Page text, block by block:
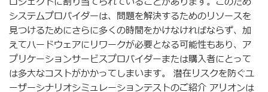
システムプロバイダーは、問題を解決するためのリソースを
見つけるためにさらに多くの時間をかけなければならず、加
えてハードウェアにリワークが必要となる可能性もあり、ア
プリケーションサービスプロバイダーまたは購入者にとって
は多大なコストがかかってしまいます。 潜在リスクを防ぐユ
ーザーシナリオシミュレーションテストのご紹介 アリオンは